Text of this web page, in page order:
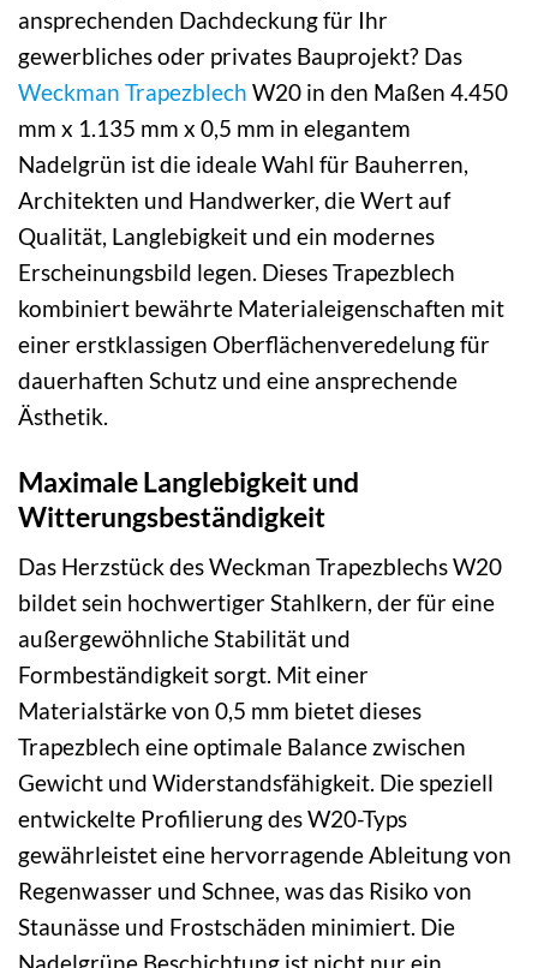
ansprechenden Dachdeckung für Ihr
gewerbliches oder privates Bauprojekt? Das
Weckman Trapezblech W20 in den Maßen 4.450
mm x 1.135 mm x 0,5 mm in elegantem
Nadelgrün ist die ideale Wahl für Bauherren,
Architekten und Handwerker, die Wert auf
Qualität, Langlebigkeit und ein modernes
Erscheinungsbild legen. Dieses Trapezblech
kombiniert bewährte Materialeigenschaften mit
einer erstklassigen Oberflächenveredelung für
dauerhaften Schutz und eine ansprechende
Ästhetik.
Maximale Langlebigkeit und
Witterungsbeständigkeit
Das Herzstück des Weckman Trapezblechs W20
bildet sein hochwertiger Stahlkern, der für eine
außergewöhnliche Stabilität und
Formbeständigkeit sorgt. Mit einer
Materialstärke von 0,5 mm bietet dieses
Trapezblech eine optimale Balance zwischen
Gewicht und Widerstandsfähigkeit. Die speziell
entwickelte Profilierung des W20-Typs
gewährleistet eine hervorragende Ableitung von
Regenwasser und Schnee, was das Risiko von
Staunässe und Frostschäden minimiert. Die
Nadelgrüne Beschichtung ist nicht nur ein